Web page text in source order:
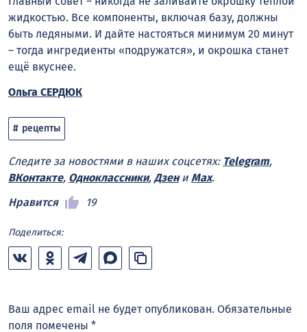
жидкостью. Все компоненты, включая базу, должны
быть ледяными. И дайте настояться минимум 20 минут
– тогда ингредиенты «подружатся», и окрошка станет
ещё вкуснее.
Ольга СЕРДЮК
рецепты
Следите за новостями в наших соцсетях: Telegram,
ВКонтакте, Одноклассники, Дзени Max.
Нравится
19
Поделиться:
Ваш адрес email не будет опубликован. Обязательные
поля помечены *